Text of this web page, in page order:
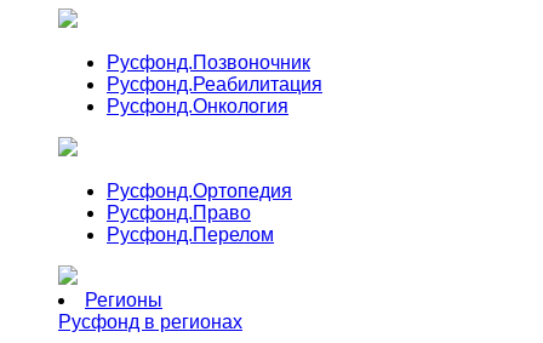
Русфонд.Позвоночник
Русфонд.Реабилитация
Русфонд.Онкология
Русфонд.Ортопедия
Русфонд.Право
Русфонд.Перелом
Регионы
Русфонд в регионах